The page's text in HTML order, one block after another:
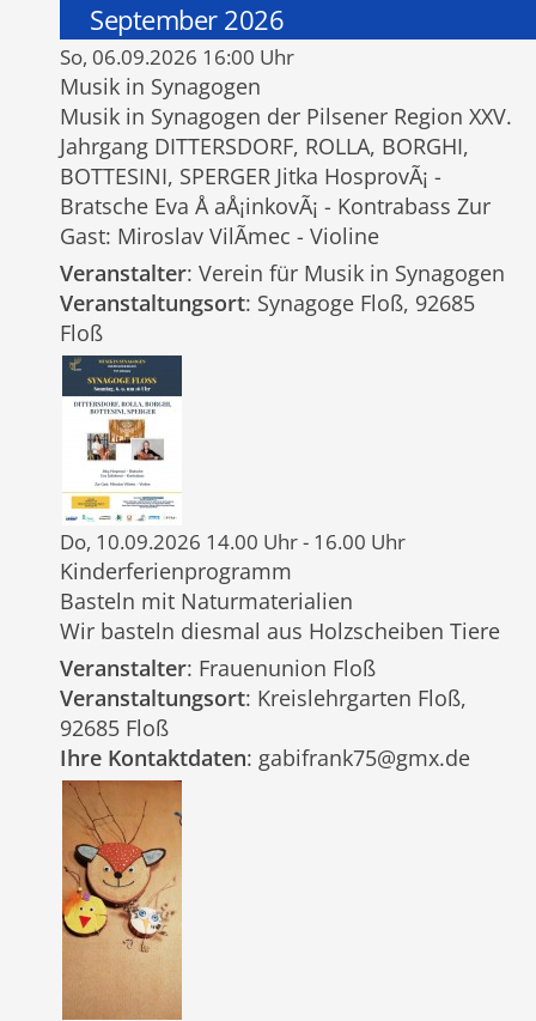
September 2026
So, 06.09.2026 16:00 Uhr
Musik in Synagogen
Musik in Synagogen der Pilsener Region XXV.
Jahrgang DITTERSDORF, ROLLA, BORGHI,
BOTTESINI, SPERGER Jitka HosprovÃ¡ -
Bratsche Eva Å aÅ¡inkovÃ¡ - Kontrabass Zur
Gast: Miroslav VilÃ­mec - Violine
Veranstalter: Verein für Musik in Synagogen
Veranstaltungsort: Synagoge Floß, 92685
Floß
Do, 10.09.2026 14.00 Uhr - 16.00 Uhr
Kinderferienprogramm
Basteln mit Naturmaterialien
Wir basteln diesmal aus Holzscheiben Tiere
Veranstalter: Frauenunion Floß
Veranstaltungsort: Kreislehrgarten Floß,
92685 Floß
Ihre Kontaktdaten: gabifrank75@gmx.de